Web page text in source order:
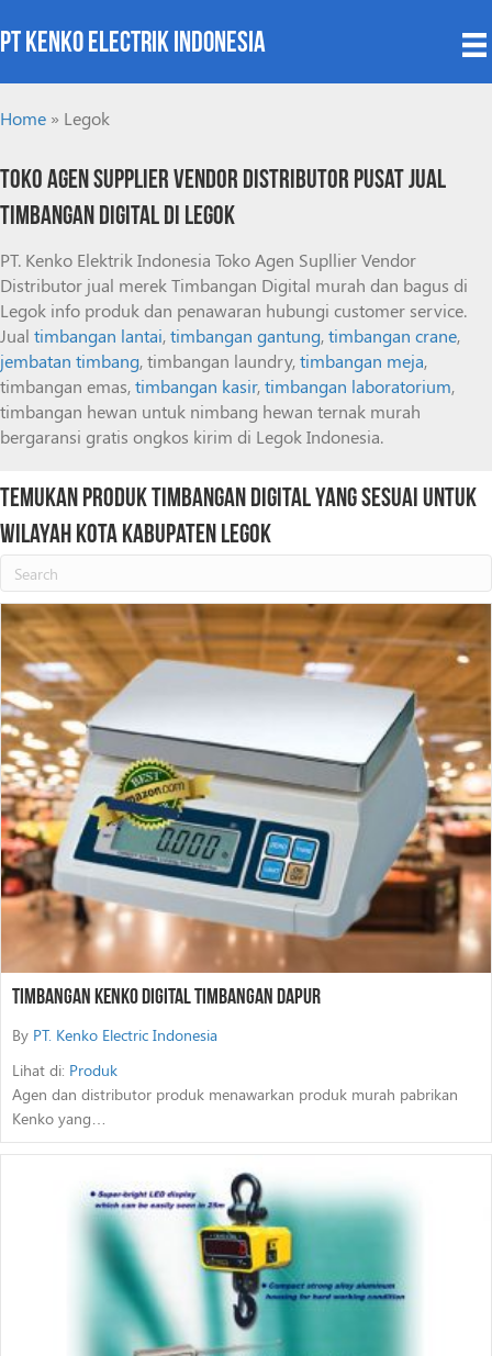
PT Kenko Electrik Indonesia
Home » Legok
Toko Agen Supplier Vendor Distributor Pusat Jual
Timbangan Digital di Legok
PT. Kenko Elektrik Indonesia Toko Agen Supllier Vendor
Distributor jual merek Timbangan Digital murah dan bagus di
Legok info produk dan penawaran hubungi customer service.
Jual timbangan lantai,timbangan gantung,timbangan crane,
jembatan timbang, timbangan laundry,timbangan meja,
timbangan emas,timbangan kasir,timbangan laboratorium,
timbangan hewan untuk nimbang hewan ternak murah
bergaransi gratis ongkos kirim di Legok Indonesia.
Temukan Produk Timbangan Digital Yang Sesuai Untuk
Wilayah Kota Kabupaten Legok
Timbangan Kenko Digital Timbangan Dapur
By PT. Kenko Electric Indonesia
Lihat di: Produk
Agen dan distributor produk menawarkan produk murah pabrikan
Kenko yang…